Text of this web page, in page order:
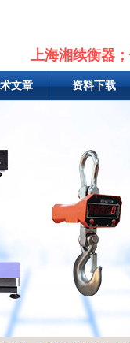
上海湘续衡器
文章 资料下载